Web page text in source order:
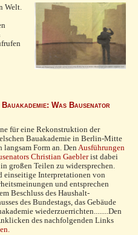
Welt.
Was Bausenator
für eine Rekonstruktion der
Bauakademie in Berlin-Mitte
langsam Form an. DenAusführungen
Christian Gaeblerist dabei
großen Teilen zu widersprechen.
einseitige Interpretationen von
und entsprechen
Beschluss des Haushalt­
des Bundestags, das Gebäude
wiederzuerrichten........Den
des nachfolgenden Links